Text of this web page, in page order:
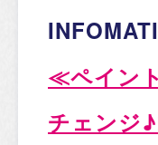
≪ペイン
チェンジ